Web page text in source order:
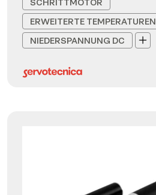
ERWEITERTE TEMPERATUREN
NIEDERSPANNUNG DC